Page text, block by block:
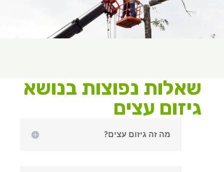
שאלות נפוצות בנושא
גיזום עצים
מה זה גיזום עצים?